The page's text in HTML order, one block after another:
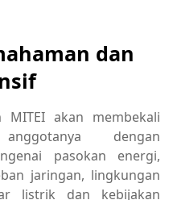
dan
akan membekali
anggotanya dengan
pasokan energi,
jaringan, lingkungan
listrik dan kebijakan